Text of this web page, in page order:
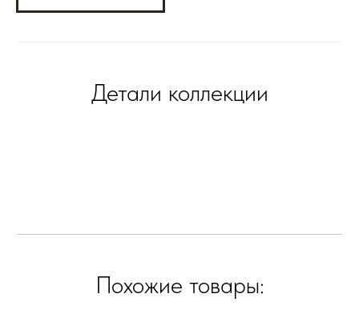
Детали коллекции
Похожие товары: